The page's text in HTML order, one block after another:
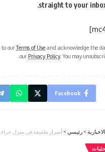
straight to your
to ourTerms of Use and acknowledge the
our Privacy Policy. You may
Facebook
> رئيسي > أضرار طفيفة في منزل